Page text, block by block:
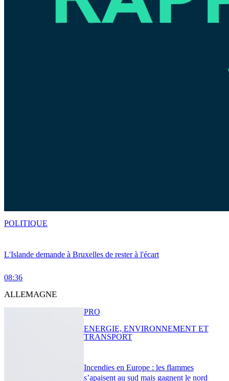
L'Islande demande à Bruxelles de rester à l'écart
08:36
POLITIQUE
ALLEMAGNE
Incendies en Europe : les flammes
s’apaisent au sud mais gagnent le nord
PRO
ENERGIE, ENVIRONNEMENT ET
TRANSPORT